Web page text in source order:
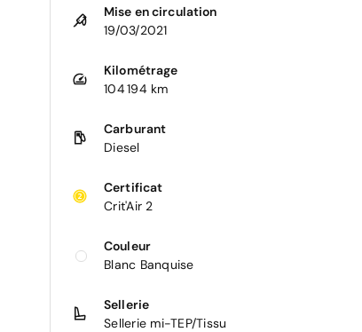
Mise en circulation
19/03/2021
Kilométrage
104 194 km
Carburant
Diesel
Certificat
Crit'Air 2
Couleur
Blanc Banquise
Sellerie
Sellerie mi-TEP/Tissu